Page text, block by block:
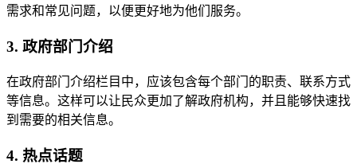
需求和常见问题，以便更好地为他们服务。
3. 政府部门介绍
在政府部门介绍栏目中，应该包含每个部门的职责、联系方式
等信息。这样可以让民众更加了解政府机构，并且能够快速找
到需要的相关信息。
4. 热点话题